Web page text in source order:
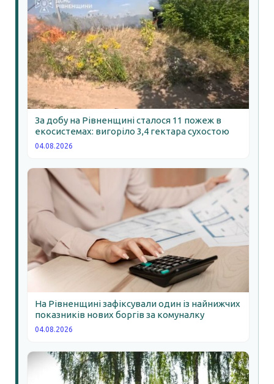
За добу на Рівненщині сталося 11 пожеж в
екосистемах: вигоріло 3,4 гектара сухостою
04.08.2026
На Рівненщині зафіксували один із найнижчих
показників нових боргів за комуналку
04.08.2026